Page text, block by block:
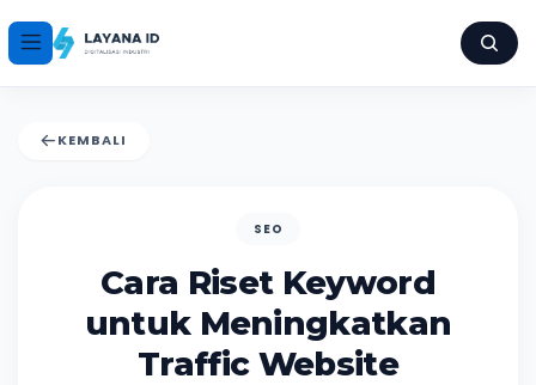
KEMBALI
SEO
Cara Riset Keyword
untuk Meningkatkan
Traffic Website